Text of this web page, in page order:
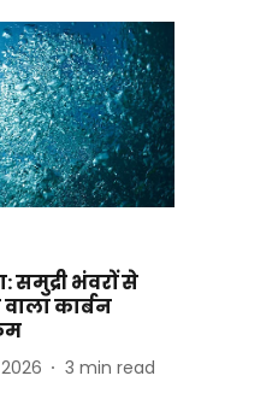
भंवरों से
कार्बन
3 min read